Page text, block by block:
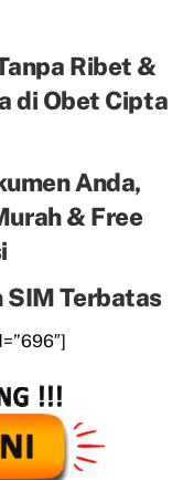
Ribet &
di Obet Cipta
Anda,
& Free
SIM Terbatas